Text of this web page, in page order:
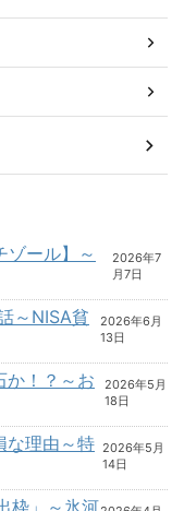
ゾール】～
2026年7
月7日
～NISA貧
2026年6月
13日
か！？～お
2026年5月
18日
な理由～特 2026年5月
14日